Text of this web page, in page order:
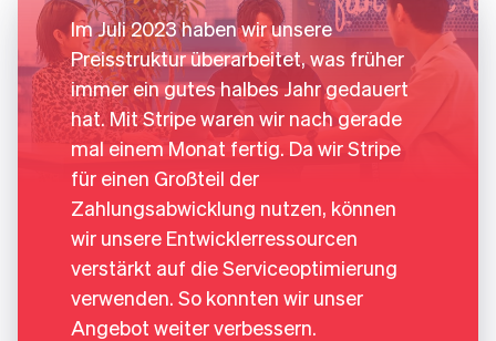
Im Juli 2023 haben wir unsere
Preisstruktur überarbeitet, was früher
immer ein gutes halbes Jahr gedauert
hat. Mit Stripe waren wir nach gerade
mal einem Monat fertig. Da wir Stripe
für einen Großteil der
Zahlungsabwicklung nutzen, können
wir unsere Entwicklerressourcen
verstärkt auf die Serviceoptimierung
verwenden. So konnten wir unser
Angebot weiter verbessern.